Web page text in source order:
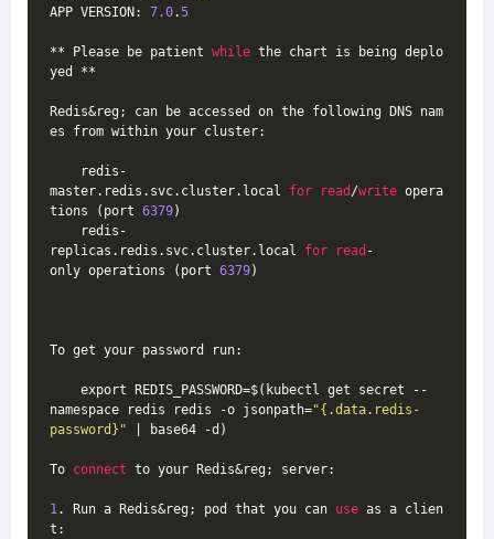
APP VERSION: 7.0.5
** Please be patient while the chart is being deplo
yed **
Redis&reg; can be accessed on the following DNS nam
es from within your cluster:
redis-
master.redis.svc.cluster.local for read /write opera
tions (port 6379)
redis-
replicas.redis.svc.cluster.local for read -
only operations (port 6379)
To get your password run:
export REDIS_PASSWORD=$(kubectl get secret --
namespace redis redis -o jsonpath="{.data.redis-
password}" | base64 -d)
To connect to your Redis&reg; server:
1 . Run a Redis&reg; pod that you can use as a clien
t: